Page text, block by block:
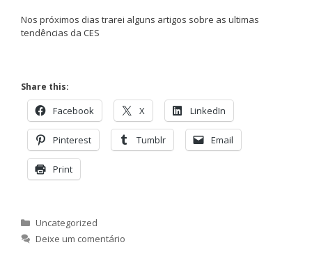
Nos próximos dias trarei alguns artigos sobre as ultimas
tendências da CES
Share this:
Facebook X LinkedIn
Pinterest Tumblr Email
Print
Categorias
Uncategorized
Deixe um comentário